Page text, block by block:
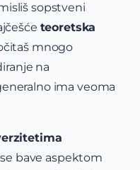
sopstveni
teoretska
mnogo
na
ima veoma
bave aspektom